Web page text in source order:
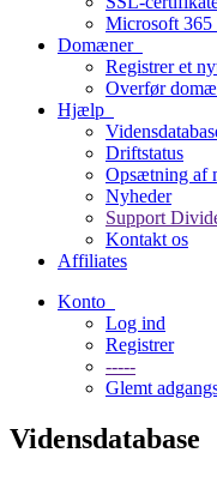
Microsoft 365
Domæner
Registrer et
Overfør
Hjælp
Driftstatus
Opsætning af
Nyheder
Support
Kontakt os
Affiliates
Konto
Log ind
Registrer
-----
Glemt
Vidensdatabase